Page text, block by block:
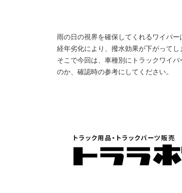
雨の日の視界を確保してくれるワイパ
経年劣化により、撥水効果が下がって
そこで今回は、車種別にトラックワイ
のか、確認時の参考にしてください。